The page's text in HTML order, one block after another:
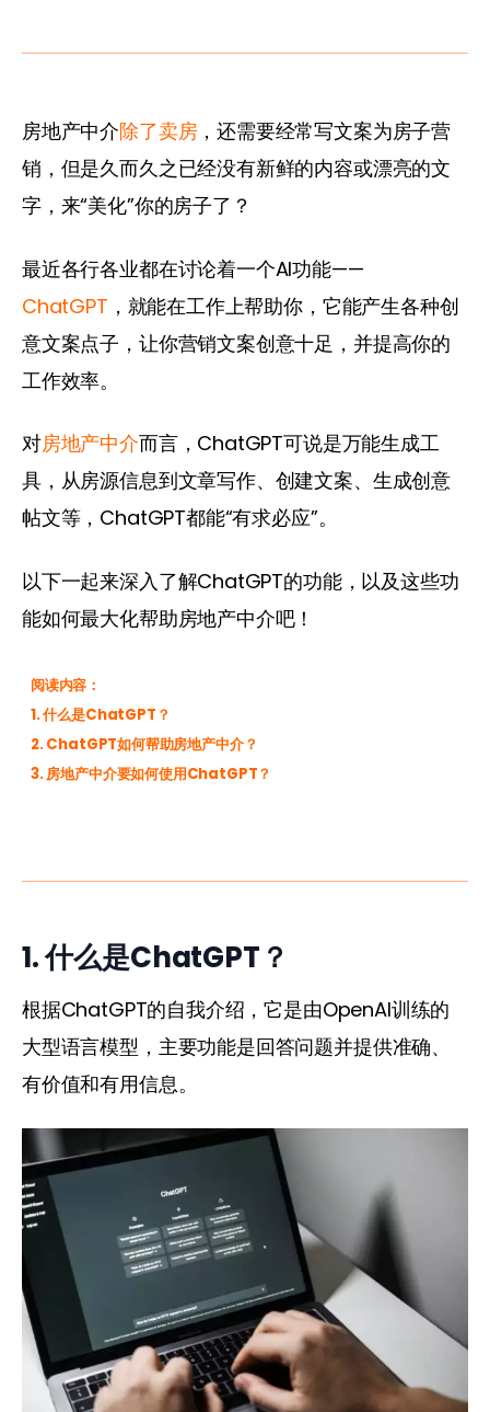
房地产中介除了卖房，还需要经常写文案为房子营
销，但是久而久之已经没有新鲜的内容或漂亮的文
字，来“美化”你的房子了？
最近各行各业都在讨论着一个AI功能——
ChatGPT ，就能在工作上帮助你，它能产生各种创
意文案点子，让你营销文案创意十足，并提高你的
工作效率。
对房地产中介而言，ChatGPT可说是万能生成工
具，从房源信息到文章写作、创建文案、生成创意
帖文等，ChatGPT都能“有求必应”。
以下一起来深入了解ChatGPT的功能，以及这些功
能如何最大化帮助房地产中介吧！
阅读内容：
1. 什么是ChatGPT？
2. ChatGPT如何帮助房地产中介？
3. 房地产中介要如何使用ChatGPT？
1. 什么是ChatGPT？
根据ChatGPT的自我介绍，它是由OpenAI训练的
大型语言模型，主要功能是回答问题并提供准确、
有价值和有用信息。